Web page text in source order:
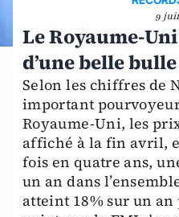
9
Le Royaume-
d’une belle
Selon les chiffres de
important
Royaume-Uni, les
affiché à la fin avril,
fois en quatre ans,
un an dans
atteint 18% sur un